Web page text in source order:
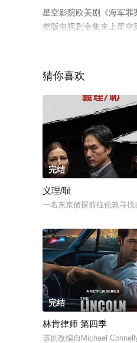
星空影院欧美剧《海军
整版电视剧全集来上星空
猜你喜欢
完结
义理/耻
一名东京侦探前往伦敦寻
完结
林肯律师 第四季
该剧改编自Michael